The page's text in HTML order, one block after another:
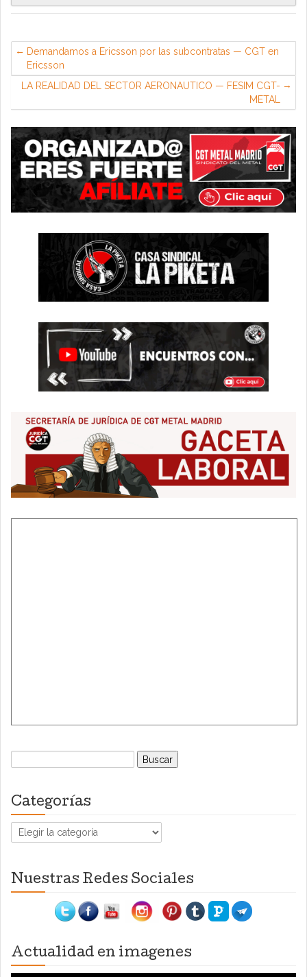
Demandamos a Ericsson por las subcontratas — CGT en
Ericsson
LA REALIDAD DEL SECTOR AERONAUTICO — FESIM CGT-
METAL
Buscar:
Categorías
Categorías
Nuestras Redes Sociales
Actualidad en imagenes